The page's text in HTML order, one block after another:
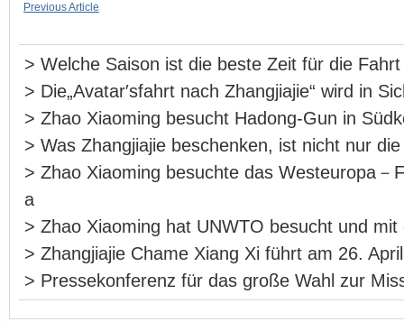
Previous Article
> Welche Saison ist die beste Zeit für die
> Die„Avatar′sfahrt nach Zhangjiajie“ wird in
> Zhao Xiaoming besucht Hadong-Gun in
> Was Zhangjiajie beschenken, ist nicht nur
> Zhao Xiaoming besuchte das Westeuropa－
a
> Zhao Xiaoming hat UNWTO besucht und mit
> Zhangjiajie Chame Xiang Xi führt am 26.
> Pressekonferenz für das große Wahl zur